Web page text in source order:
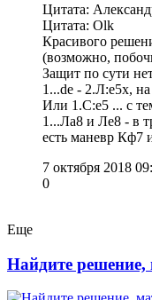
Цитата:
Цитата: Olk
Красивого
(возможно,
Защит по сути
1...de - 2.Л:e5x,
Или 1.С:е5 ... с
1...Ла8 и Ле8 - в
есть маневр Кф7
7 октября 2018
0
Еще
Найдите решение,